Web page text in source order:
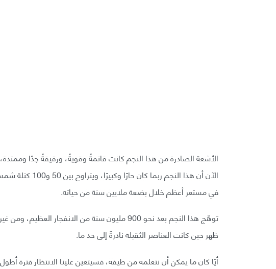
الأشعة الصادرة من هذا النجم كانت قاتمةً وقويةً، ورقيقةً جدًا
الآن أن هذا
في مستعر أعظم خلال بضعة ملايين سنة من حياته.
توهّج هذا النجم بعد نحو 900 مليون سنة من
ظهر حين كانت العناصر الثقيلة نادرةً إلى حد ما.
أيًا كان ما يمكن أن نتعلمه من طيفه، فسيتعين علينا الانتظار فترة